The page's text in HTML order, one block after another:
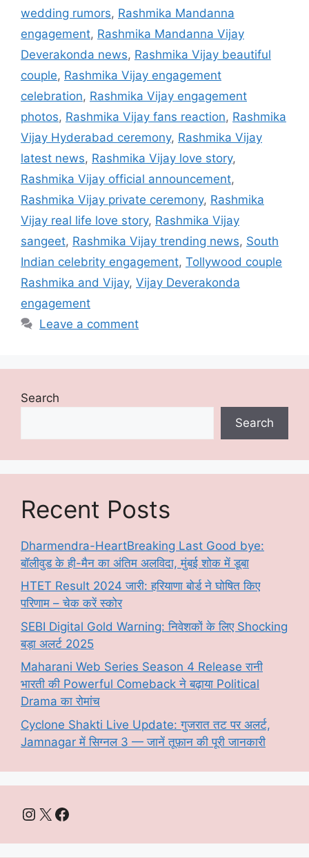
wedding rumors, Rashmika Mandanna
engagement, Rashmika Mandanna Vijay
Deverakonda news, Rashmika Vijay beautiful
couple, Rashmika Vijay engagement
celebration, Rashmika Vijay engagement
photos, Rashmika Vijay fans reaction, Rashmika
Vijay Hyderabad ceremony, Rashmika Vijay
latest news, Rashmika Vijay love story,
Rashmika Vijay official announcement,
Rashmika Vijay private ceremony, Rashmika
Vijay real life love story, Rashmika Vijay
sangeet, Rashmika Vijay trending news, South
Indian celebrity engagement, Tollywood couple
Rashmika and Vijay, Vijay Deverakonda
engagement
Leave a comment
Search
Search
Recent Posts
Dharmendra-HeartBreaking Last Good bye:
बॉलीवुड के ही-मैन का अंतिम अलविदा, मुंबई शोक में डूबा
HTET Result 2024 जारी: हरियाणा बोर्ड ने घोषित किए
परिणाम – चेक करें स्कोर
SEBI Digital Gold Warning: निवेशकों के लिए Shocking
बड़ा अलर्ट 2025
Maharani Web Series Season 4 Release रानी
भारती की Powerful Comeback ने बढ़ाया Political
Drama का रोमांच
Cyclone Shakti Live Update: गुजरात तट पर अलर्ट,
Jamnagar में सिग्नल 3 — जानें तूफ़ान की पूरी जानकारी
Instagram
X Facebook